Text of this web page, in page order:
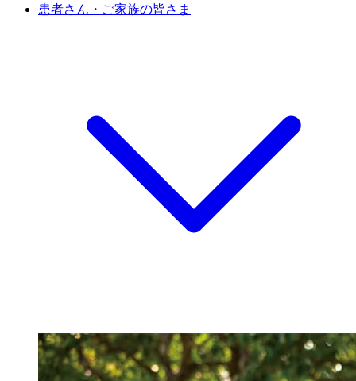
患者さん・ご家族の皆さま